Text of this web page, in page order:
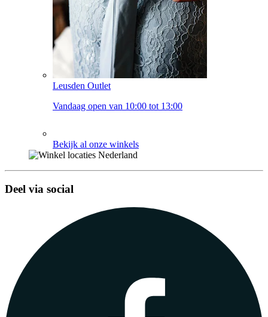
Leusden Outlet
Vandaag open van 10:00 tot 13:00
Bekijk al onze winkels
Deel via social